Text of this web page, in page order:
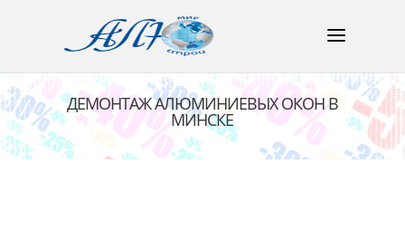
ДЕМОНТАЖ АЛЮМИНИЕВЫХ ОКОН В
МИНСКЕ